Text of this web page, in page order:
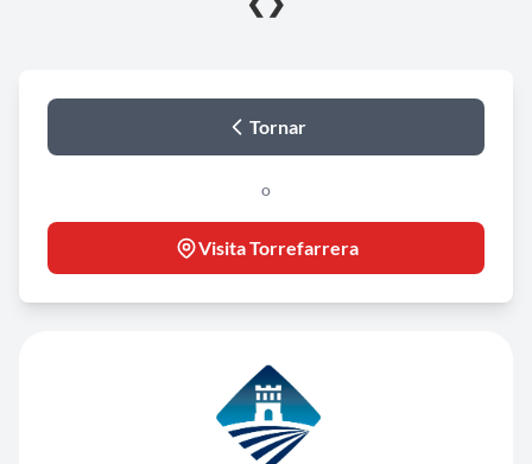
Tornar
o
Visita Torrefarrera